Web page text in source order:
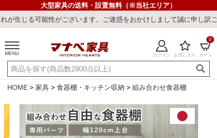
大型家具の送料・設置無料（※当社エリア）
います。ご迷惑をおかけしまして誠に申し訳ございません。
MENU ログイン お気に入り カート
0
ご利用ガイド 新規会員登録
店舗一覧 閲覧履歴
キーワード・商品番号で探す
HOME 家具 食器棚・キッチン収納 組み合わせ食器棚